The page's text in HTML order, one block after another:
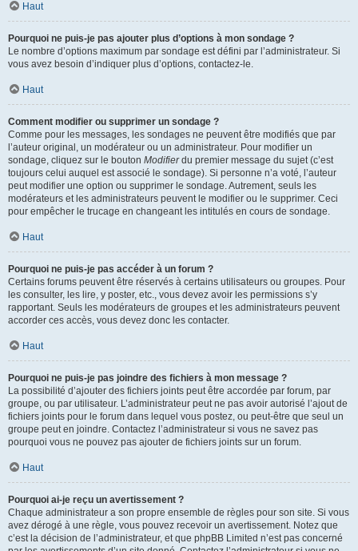
Haut
Pourquoi ne puis-je pas ajouter plus d’options à mon sondage ?
Le nombre d’options maximum par sondage est défini par l’administrateur. Si
vous avez besoin d’indiquer plus d’options, contactez-le.
Haut
Comment modifier ou supprimer un sondage ?
Comme pour les messages, les sondages ne peuvent être modifiés que par
l’auteur original, un modérateur ou un administrateur. Pour modifier un
sondage, cliquez sur le bouton Modifierdu premier message du sujet (c’est
toujours celui auquel est associé le sondage). Si personne n’a voté, l’auteur
peut modifier une option ou supprimer le sondage. Autrement, seuls les
modérateurs et les administrateurs peuvent le modifier ou le supprimer. Ceci
pour empêcher le trucage en changeant les intitulés en cours de sondage.
Haut
Pourquoi ne puis-je pas accéder à un forum ?
Certains forums peuvent être réservés à certains utilisateurs ou groupes. Pour
les consulter, les lire, y poster, etc., vous devez avoir les permissions s’y
rapportant. Seuls les modérateurs de groupes et les administrateurs peuvent
accorder ces accès, vous devez donc les contacter.
Haut
Pourquoi ne puis-je pas joindre des fichiers à mon message ?
La possibilité d’ajouter des fichiers joints peut être accordée par forum, par
groupe, ou par utilisateur. L’administrateur peut ne pas avoir autorisé l’ajout de
fichiers joints pour le forum dans lequel vous postez, ou peut-être que seul un
groupe peut en joindre. Contactez l’administrateur si vous ne savez pas
pourquoi vous ne pouvez pas ajouter de fichiers joints sur un forum.
Haut
Pourquoi ai-je reçu un avertissement ?
Chaque administrateur a son propre ensemble de règles pour son site. Si vous
avez dérogé à une règle, vous pouvez recevoir un avertissement. Notez que
c’est la décision de l’administrateur, et que phpBB Limited n’est pas concerné